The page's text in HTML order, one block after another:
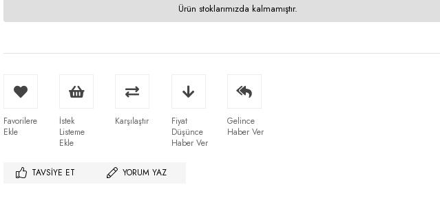
Ürün stoklarımızda kalmamıştır.
Favorilere
Ekle
İstek
Listeme
Ekle
Karşılaştır
Fiyat
Düşünce
Haber Ver
Gelince
Haber Ver
TAVSIYE ET YORUM YAZ